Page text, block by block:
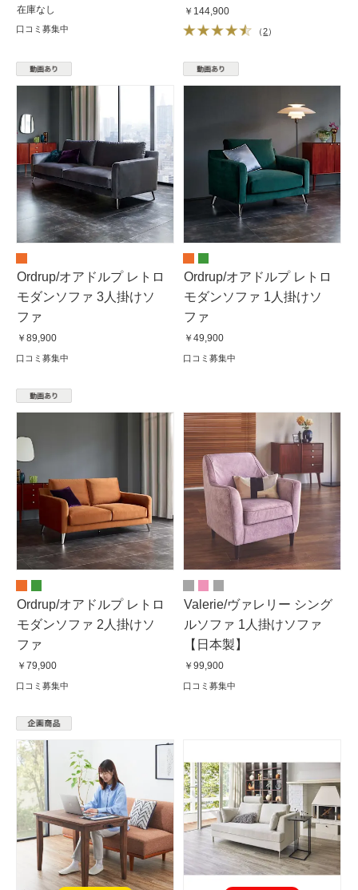
在庫なし
口コミ募集中
￥144,900
（2）
Ordrup/オアドルプ レトロ
モダンソファ 3人掛けソ
ファ
￥89,900
口コミ募集中
Ordrup/オアドルプ レトロ
モダンソファ 1人掛けソ
ファ
￥49,900
口コミ募集中
Ordrup/オアドルプ レトロ
モダンソファ 2人掛けソ
ファ
￥79,900
口コミ募集中
Valerie/ヴァレリー シング
ルソファ 1人掛けソファ
【日本製】
￥99,900
口コミ募集中